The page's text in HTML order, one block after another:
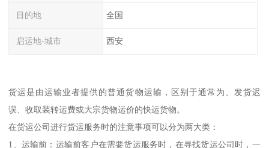
目的地 全国
启运地-城市 西安
货运是由运输业者提供的普通货物运输，区别于通常为、发货迟
误、收取装转运费或大宗货物运价的快运货物。
在货运公司进行货运服务时的注意事项可以分为两大类：
1、运输前：运输前客户在需要货运服务时，在寻找货运公司时，一